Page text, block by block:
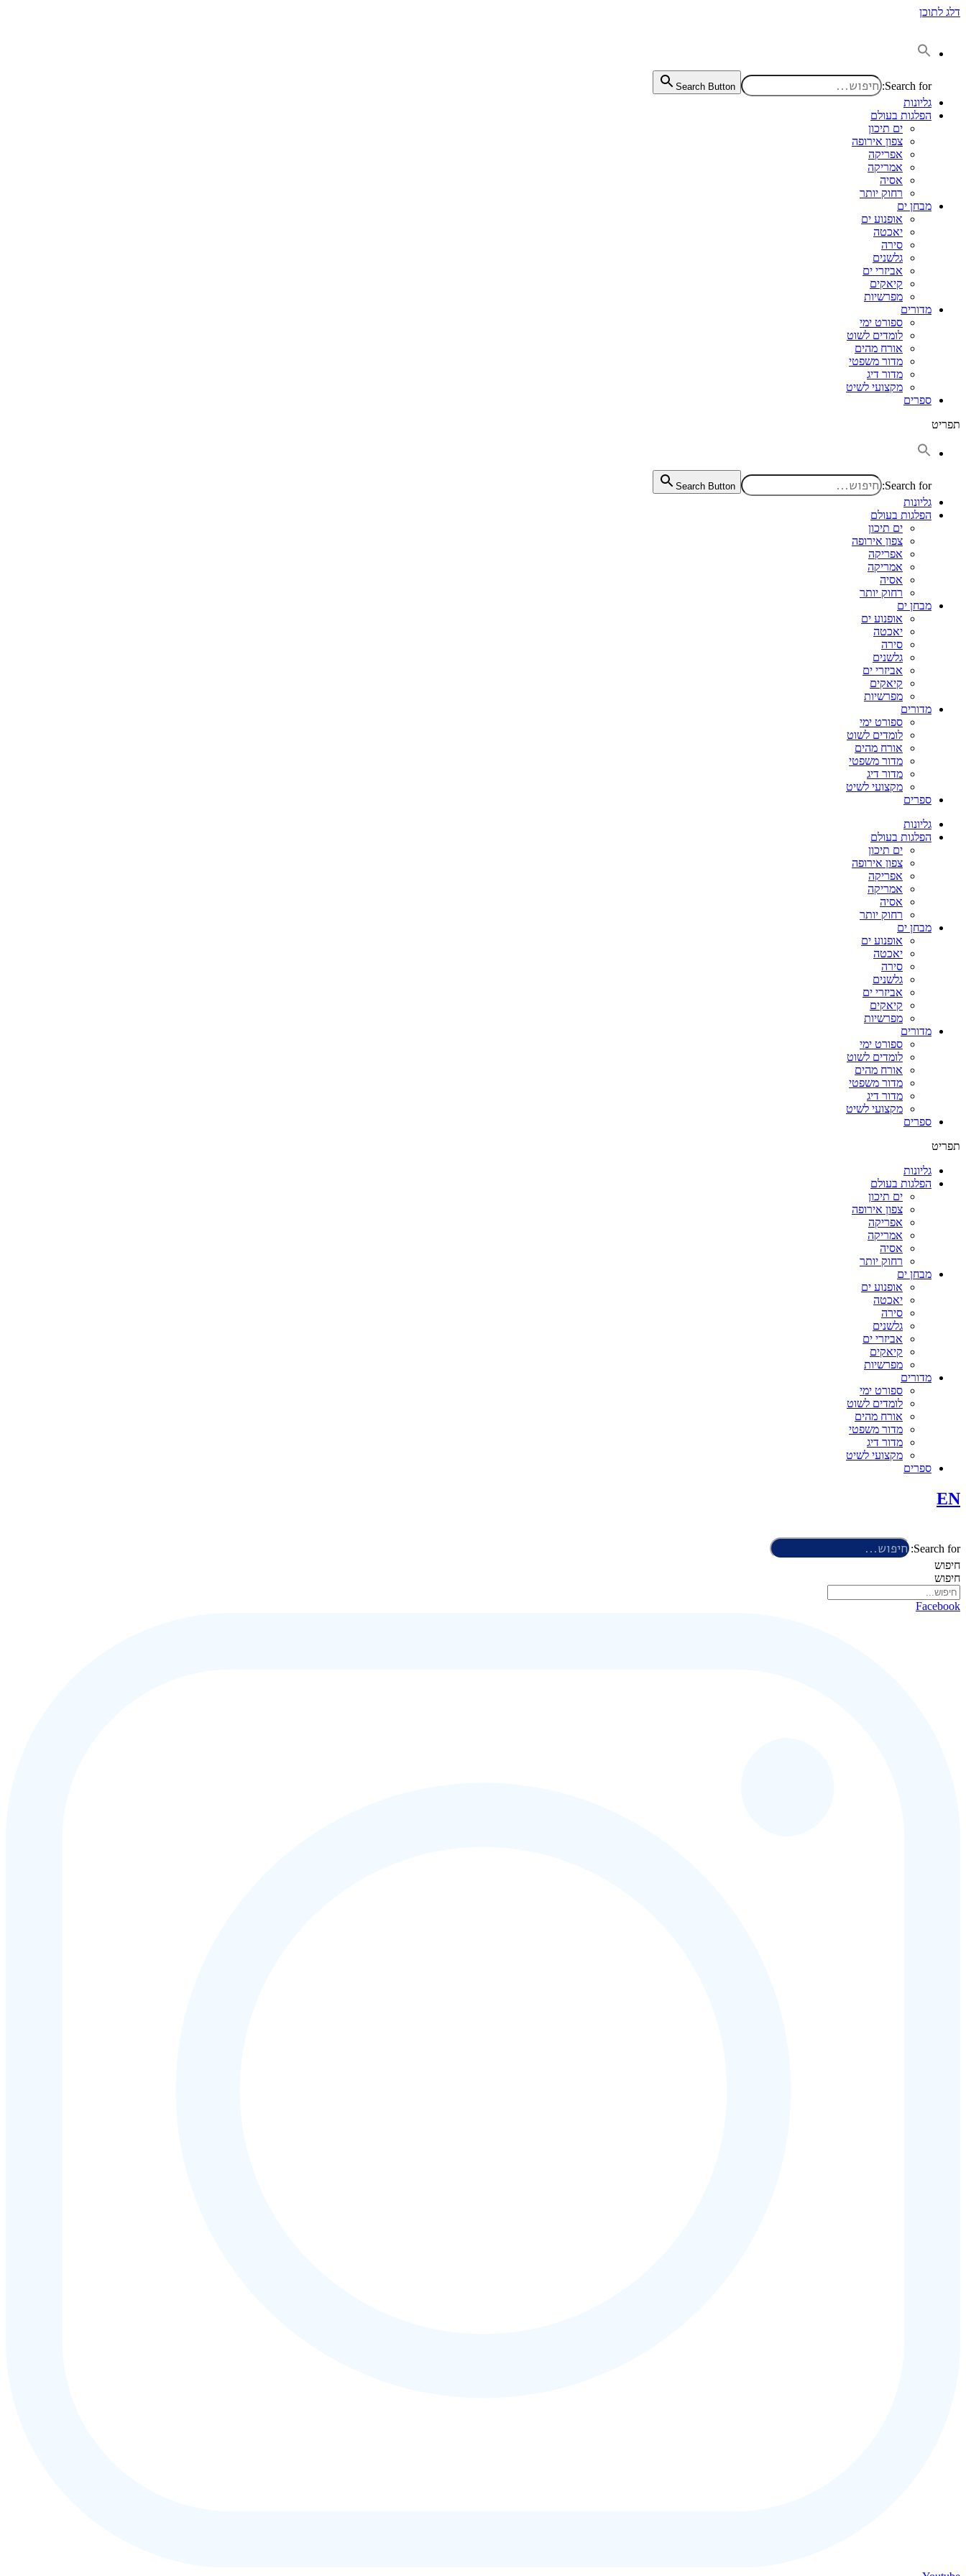
דלג לתוכן
Search for:
Search Button
גליונות
הפלגות בעולם
ים תיכון
צפון אירופה
אפריקה
אמריקה
אסיה
רחוק יותר
מבחן ים
אופנוע ים
יאכטה
סירה
גלשנים
אביזרי ים
קיאקים
מפרשיות
מדורים
ספורט ימי
לומדים לשוט
אורח מהים
מדור משפטי
מדור דיג
מקצועי לשיט
ספרים
תפריט
Search for:
Search Button
גליונות
הפלגות בעולם
ים תיכון
צפון אירופה
אפריקה
אמריקה
אסיה
רחוק יותר
מבחן ים
אופנוע ים
יאכטה
סירה
גלשנים
אביזרי ים
קיאקים
מפרשיות
מדורים
ספורט ימי
לומדים לשוט
אורח מהים
מדור משפטי
מדור דיג
מקצועי לשיט
ספרים
גליונות
הפלגות בעולם
ים תיכון
צפון אירופה
אפריקה
אמריקה
אסיה
רחוק יותר
מבחן ים
אופנוע ים
יאכטה
סירה
גלשנים
אביזרי ים
קיאקים
מפרשיות
מדורים
ספורט ימי
לומדים לשוט
אורח מהים
מדור משפטי
מדור דיג
מקצועי לשיט
ספרים
תפריט
גליונות
הפלגות בעולם
ים תיכון
צפון אירופה
אפריקה
אמריקה
אסיה
רחוק יותר
מבחן ים
אופנוע ים
יאכטה
סירה
גלשנים
אביזרי ים
קיאקים
מפרשיות
מדורים
ספורט ימי
לומדים לשוט
אורח מהים
מדור משפטי
מדור דיג
מקצועי לשיט
ספרים
EN
Search for:
חיפוש
חיפוש
Facebook